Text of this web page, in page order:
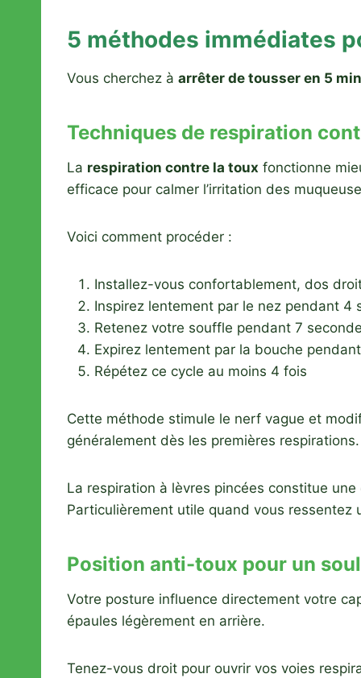
5 méthodes immédiates
Vous cherchez à arrêter de tousser en 5
Techniques de respiration
La respiration contre la toux fonctionne
efficace pour calmer l’irritation des
Voici comment procéder :
Installez-vous confortablement, dos
Inspirez lentement par le nez pendant 4
Retenez votre souffle pendant 7
Expirez lentement par la bouche
Répétez ce cycle au moins 4 fois
Cette méthode stimule le nerf vague et
généralement dès les premières respirations.
La respiration à lèvres pincées constitue
Particulièrement utile quand vous ressentez
Position anti-toux pour un
Votre posture influence directement votre
épaules légèrement en arrière.
Tenez-vous droit pour ouvrir vos voies